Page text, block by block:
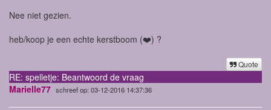
Nee niet gezien.
heb/koop je een echte kerstboom (❤️) ?
Quote
RE: spelletje: Beantwoord de vraag
Marielle77 schreef op: 03-12-2016 14:37:36